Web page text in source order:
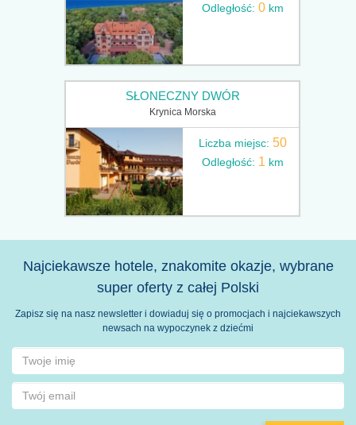
Odległość:0 km
SŁONECZNY DWÓR
Krynica Morska
Liczba miejsc: 50
Odległość: 1 km
Najciekawsze hotele, znakomite okazje, wybrane
super oferty z całej Polski
Zapisz się na nasz newsletter i dowiaduj się o promocjach i najciekawszych
newsach na wypoczynek z dziećmi